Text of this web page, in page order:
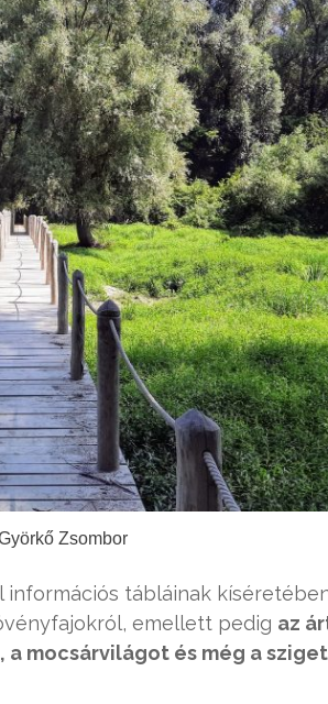
Zsombor
tábláinak
emellett pedig az
mocsárvilágot és még a